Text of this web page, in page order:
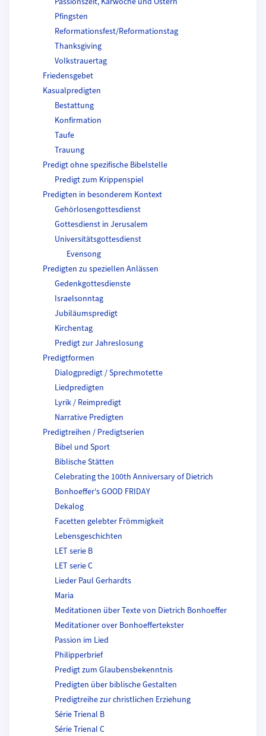
Pfingsten
Reformationsfest/Reformationstag
Thanksgiving
Volkstrauertag
Friedensgebet
Kasualpredigten
Bestattung
Konfirmation
Taufe
Trauung
Predigt ohne spezifische Bibelstelle
Predigt zum Krippenspiel
Predigten in besonderem Kontext
Gehörlosengottesdienst
Gottesdienst in Jerusalem
Universitätsgottesdienst
Evensong
Predigten zu speziellen Anlässen
Gedenkgottesdienste
Israelsonntag
Jubiläumspredigt
Kirchentag
Predigt zur Jahreslosung
Predigtformen
Dialogpredigt / Sprechmotette
Liedpredigten
Lyrik / Reimpredigt
Narrative Predigten
Predigtreihen / Predigtserien
Bibel und Sport
Biblische Stätten
Celebrating the 100th Anniversary of Dietrich
Bonhoeffer's GOOD FRIDAY
Dekalog
Facetten gelebter Frömmigkeit
Lebensgeschichten
LET serie B
LET serie C
Lieder Paul Gerhardts
Maria
Meditationen über Texte von Dietrich Bonhoeffer
Meditationer over Bonhoeffertekster
Passion im Lied
Philipperbrief
Predigt zum Glaubensbekenntnis
Predigten über biblische Gestalten
Predigtreihe zur christlichen Erziehung
Série Trienal B
Série Trienal C